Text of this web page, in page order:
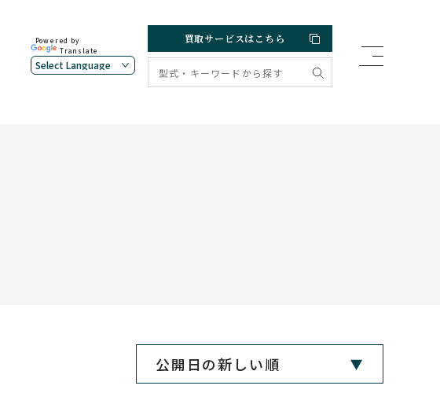
Powered by
Translate
買取サービスはこちら